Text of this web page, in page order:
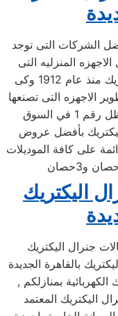
الشركات التى توجد
المنزليه التى
تحتاجها، تأسست شركة جنرال اليكتريك منذ عام 1912 وكى
الاجهزه التى تصنعها
بأفضل عروض
على كافة الموديلات
اليكتريك
جنرال اليكتريك
اليكتريك بالقاهرة الجديدة
بمنازلكم ,
اليكتريك المعتمد